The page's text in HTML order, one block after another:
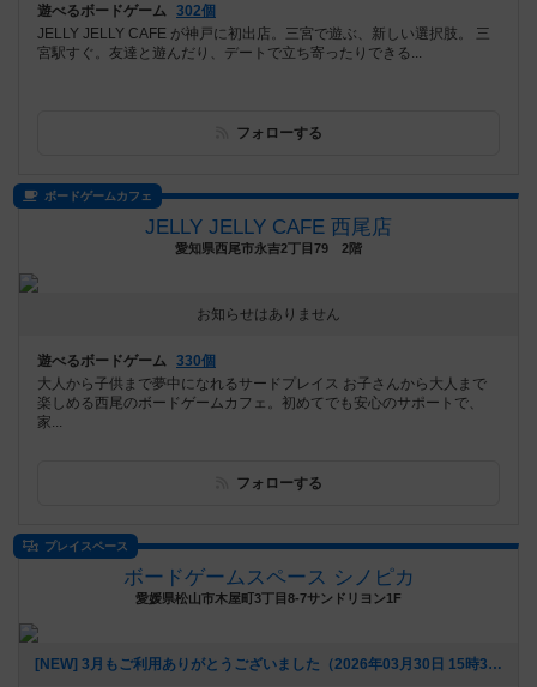
遊べるボードゲーム 302個
JELLY JELLY CAFE が神戸に初出店。三宮で遊ぶ、新しい選択肢。 三
宮駅すぐ。友達と遊んだり、デートで立ち寄ったりできる...
フォローする
ボードゲームカフェ
JELLY JELLY CAFE 西尾店
愛知県西尾市永吉2丁目79 2階
お知らせはありません
遊べるボードゲーム 330個
大人から子供まで夢中になれるサードプレイス お子さんから大人まで
楽しめる西尾のボードゲームカフェ。初めてでも安心のサポートで、
家...
フォローする
プレイスペース
ボードゲームスペース シノピカ
愛媛県松山市木屋町3丁目8-7サンドリヨン1F
[NEW] 3月もご利用ありがとうございました（2026年03月30日 15時38分）